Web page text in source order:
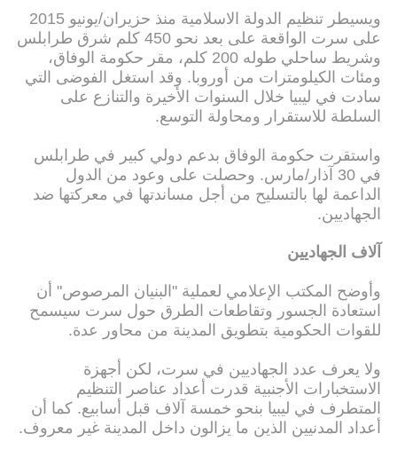
ويسيطر تنظيم الدولة الاسلامية منذ حزيران/يونيو 2015
على سرت الواقعة على بعد نحو 450 كلم شرق طرابلس
وشريط ساحلي طوله 200 كلم، مقر حكومة الوفاق،
ومئات الكيلومترات من أوروبا. وقد استغل الفوضى التي
سادت في ليبيا خلال السنوات الأخيرة والتنازع على
السلطة للاستقرار ومحاولة التوسع.
واستقرت حكومة الوفاق بدعم دولي كبير في طرابلس
في 30 آذار/مارس. وحصلت على وعود من الدول
الداعمة لها بالتسليح من أجل مساندتها في معركتها ضد
الجهاديين.
آلاف الجهاديين
وأوضح المكتب الإعلامي لعملية "البنيان المرصوص" أن
استعادة الجسور وتقاطعات الطرق حول سرت سيسمح
للقوات الحكومية بتطويق المدينة من محاور عدة.
ولا يعرف عدد الجهاديين في سرت، لكن أجهزة
الاستخبارات الأجنبية قدرت أعداد عناصر التنظيم
المتطرف في ليبيا بنحو خمسة آلاف قبل أسابيع. كما أن
أعداد المدنيين الذين ما يزالون داخل المدينة غير معروف.